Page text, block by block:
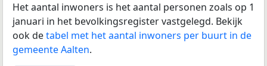
Het aantal inwoners is het aantal personen zoals op 1
januari in het bevolkingsregister vastgelegd. Bekijk
ook detabel met het aantal inwoners per buurt in de
gemeente Aalten.